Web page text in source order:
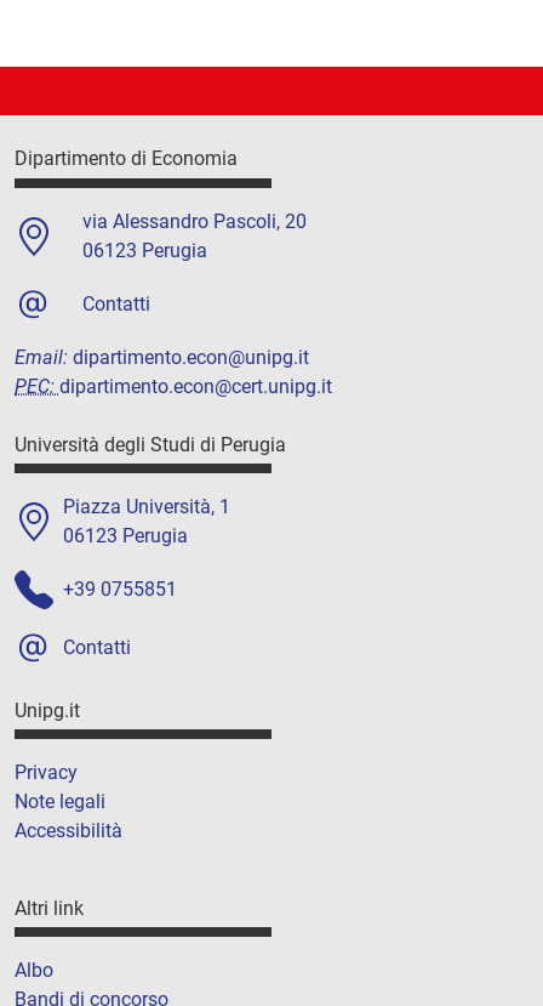
Dipartimento di Economia
via Alessandro Pascoli, 20
06123 Perugia
Contatti
Email: dipartimento.econ@unipg.it
PEC: dipartimento.econ@cert.unipg.it
Università degli Studi di Perugia
Piazza Università, 1
06123 Perugia
+39 0755851
Contatti
Unipg.it
Privacy
Note legali
Accessibilità
Altri link
Albo
Bandi di concorso